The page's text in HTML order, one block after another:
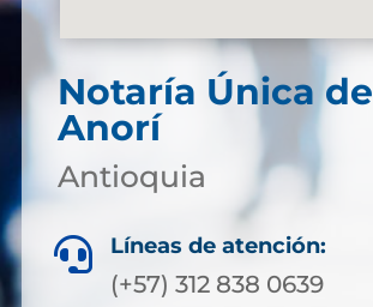
Notaría Única de
Anorí
Antioquia
 Líneas de atención:
(+57) 312 838 0639